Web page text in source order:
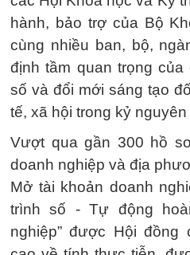
hành, bảo trợ của Bộ
cùng nhiều ban, bộ,
định tầm quan trọng
số và đổi mới sáng tạo
tế, xã hội trong kỷ nguyên
Vượt qua gần 300 hồ
doanh nghiệp và địa
Mở tài khoản doanh
trình số - Tự động
nghiệp” được Hội đồng